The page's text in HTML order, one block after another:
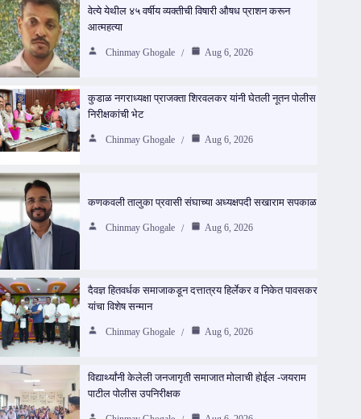
वेत्ये येथील ४५ वर्षीय व्यक्तीची विषारी औषध प्राशन करून
आत्महत्या
Chinmay Ghogale Aug 6, 2026
कुडाळ नगराध्यक्षा प्राजक्ता शिरवलकर यांनी घेतली नूतन पोलीस
निरीक्षकांची भेट
Chinmay Ghogale Aug 6, 2026
कणकवली तालुका प्रवासी संघाच्या अध्यक्षपदी सखाराम सपकाळ
Chinmay Ghogale Aug 6, 2026
दैवज्ञ हितवर्धक समाजाकडून दत्तात्रय हिर्लेकर व निकेत पावसकर
यांचा विशेष सन्मान
Chinmay Ghogale Aug 6, 2026
विद्यार्थ्यांनी केलेली जनजागृती समाजात मोलाची होईल -जयराम
पाटील पोलीस उपनिरीक्षक